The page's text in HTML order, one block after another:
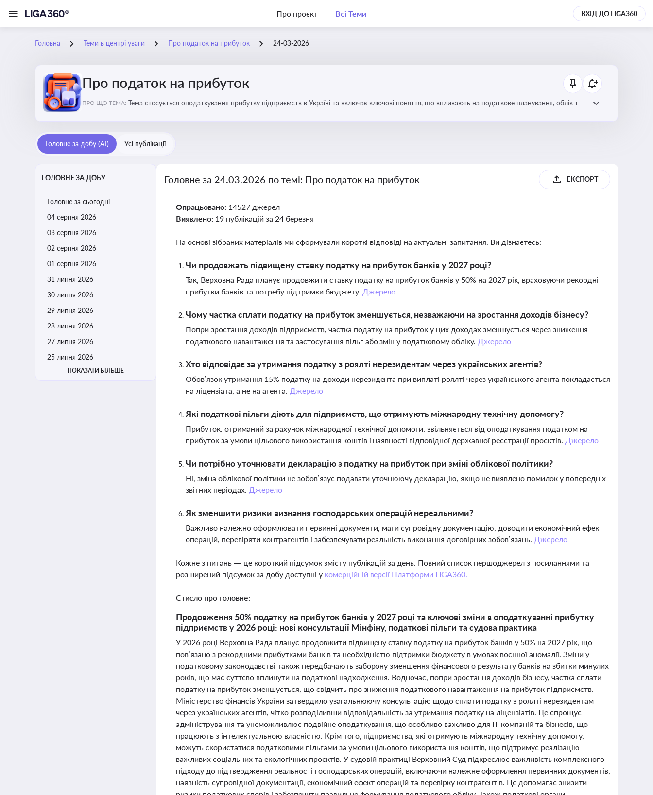
Про проєкт Всі Теми ВХІД ДО LIGA360
Головна Теми в центрі уваги Про податок на прибуток 24-03-2026
Про податок на прибуток
ПРО ЩО ТЕМА: Тема стосується оподаткування прибутку підприємств в Україні та включає ключові поняття, що впливають на податкове планування, облік та
Головне за добу (AI) Усі публікації
ГОЛОВНЕ ЗА ДОБУ
Головне за сьогодні
04 серпня 2026
03 серпня 2026
02 серпня 2026
01 серпня 2026
31 липня 2026
30 липня 2026
29 липня 2026
28 липня 2026
27 липня 2026
25 липня 2026
ПОКАЗАТИ БІЛЬШЕ
Головне за 24.03.2026 по темі: Про податок на прибуток ЕКСПОРТ
Опрацьовано: 14527 джерел
Виявлено: 19 публікацій за 24 березня
На основі зібраних матеріалів ми сформували короткі відповіді на актуальні запитання. Ви дізнаєтесь:
Чи продовжать підвищену ставку податку на прибуток банків у 2027 році?
Так, Верховна Рада планує продовжити ставку податку на прибуток банків у 50% на 2027 рік, враховуючи рекордні
прибутки банків та потребу підтримки бюджету. Джерело
Чому частка сплати податку на прибуток зменшується, незважаючи на зростання доходів бізнесу?
Попри зростання доходів підприємств, частка податку на прибуток у цих доходах зменшується через зниження
податкового навантаження та застосування пільг або змін у податковому обліку. Джерело
Хто відповідає за утримання податку з роялті нерезидентам через українських агентів?
Обов’язок утримання 15% податку на доходи нерезидента при виплаті роялті через українського агента покладається
на ліцензіата, а не на агента. Джерело
Які податкові пільги діють для підприємств, що отримують міжнародну технічну допомогу?
Прибуток, отриманий за рахунок міжнародної технічної допомоги, звільняється від оподаткування податком на
прибуток за умови цільового використання коштів і наявності відповідної державної реєстрації проєктів. Джерело
Чи потрібно уточнювати декларацію з податку на прибуток при зміні облікової політики?
Ні, зміна облікової політики не зобов’язує подавати уточнюючу декларацію, якщо не виявлено помилок у попередніх
звітних періодах. Джерело
Як зменшити ризики визнання господарських операцій нереальними?
Важливо належно оформлювати первинні документи, мати супровідну документацію, доводити економічний ефект
операцій, перевіряти контрагентів і забезпечувати реальність виконання договірних зобов’язань. Джерело
Кожне з питань — це короткий підсумок змісту публікацій за день. Повний список першоджерел з посиланнями та
розширений підсумок за добу доступні у комерційній версії Платформи LIGA360.
Стисло про головне:
Продовження 50% податку на прибуток банків у 2027 році та ключові зміни в оподаткуванні прибутку
підприємств у 2026 році: нові консультації Мінфіну, податкові пільги та судова практика
У 2026 році Верховна Рада планує продовжити підвищену ставку податку на прибуток банків у 50% на 2027 рік, що
пов’язано з рекордними прибутками банків та необхідністю підтримки бюджету в умовах воєнної аномалії. Зміни у
податковому законодавстві також передбачають заборону зменшення фінансового результату банків на збитки минулих
років, що має суттєво вплинути на податкові надходження. Водночас, попри зростання доходів бізнесу, частка сплати
податку на прибуток зменшується, що свідчить про зниження податкового навантаження на прибуток підприємств.
Міністерство фінансів України затвердило узагальнюючу консультацію щодо сплати податку з роялті нерезидентам
через українських агентів, чітко розподіливши відповідальність за утримання податку на ліцензіатів. Це спрощує
адміністрування та унеможливлює подвійне оподаткування, що особливо важливо для ІТ-компаній та бізнесів, що
працюють з інтелектуальною власністю. Крім того, підприємства, які отримують міжнародну технічну допомогу,
можуть скористатися податковими пільгами за умови цільового використання коштів, що підтримує реалізацію
важливих соціальних та екологічних проєктів. У судовій практиці Верховний Суд підкреслює важливість комплексного
підходу до підтвердження реальності господарських операцій, включаючи належне оформлення первинних документів,
наявність супровідної документації, економічний ефект операцій та перевірку контрагентів. Це допомагає знизити